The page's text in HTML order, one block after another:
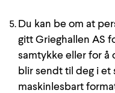
Du kan be om at
gitt Grieghallen AS
samtykke eller for å
blir sendt til deg i et
maskinlesbart